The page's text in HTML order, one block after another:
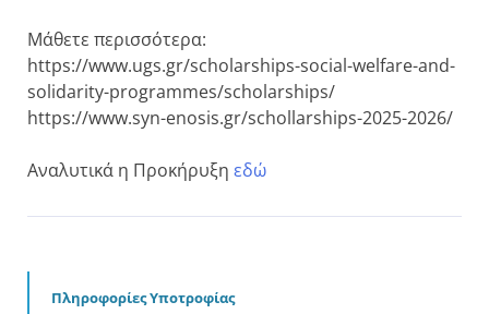
Μάθετε περισσότερα:
https://www.ugs.gr/scholarships-social-welfare-and-
solidarity-programmes/scholarships/
https://www.syn-enosis.gr/schollarships-2025-2026/
Αναλυτικά η Προκήρυξη εδώ
Πληροφορίες Υποτροφίας